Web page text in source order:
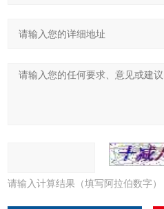
请输入计算结果（填写阿拉伯数字